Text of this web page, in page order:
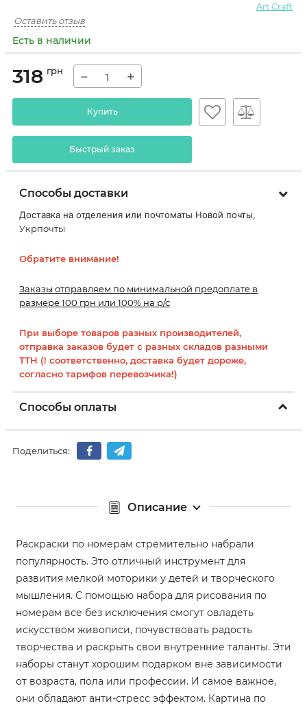
Art Craft
Оставить отзыв
Есть в наличии
318 грн − +
Купить
Быстрый заказ
Способы доставки
Доставка на отделения или почтоматы Новой почты,
Укрпочты
Обратите внимание!
Заказы отправляем по минимальной предоплате в
размере 100 грн или 100% на р/с
При выборе товаров разных производителей,
отправка заказов будет с разных складов разными
ТТН (! соответственно, доставка будет дороже,
согласно тарифов перевозчика!)
Способы оплаты
Поделиться:
Описание
Раскраски по номерам стремительно набрали
популярность. Это отличный инструмент для
развития мелкой моторики у детей и творческого
мышления. С помощью набора для рисования по
номерам все без исключения смогут овладеть
искусством живописи, почувствовать радость
творчества и раскрыть свои внутренние таланты. Эти
наборы станут хорошим подарком вне зависимости
от возраста, пола или профессии. И самое важное,
они обладают анти-стресс эффектом. Картина по